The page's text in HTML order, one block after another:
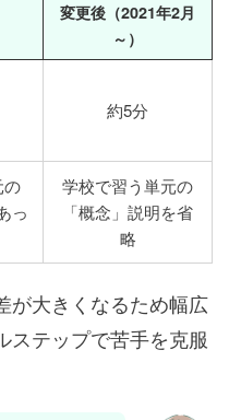
変更後（2021年2月
～）
約5分
っ
学校で習う単元の
「概念」説明を省
略
が大きくなるため幅広
ステップで苦手を克服